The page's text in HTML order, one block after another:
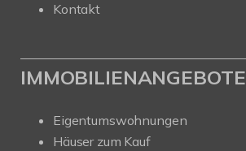
Kontakt
IMMOBILIENANGEBOTE
Eigentumswohnungen
Häuser zum Kauf